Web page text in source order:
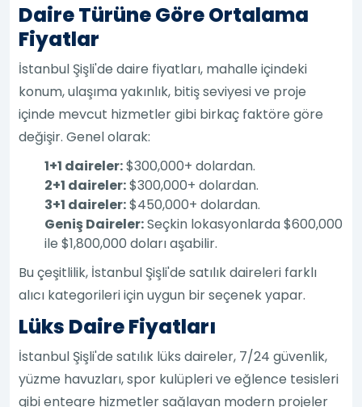
Daire Türüne Göre Ortalama
Fiyatlar
İstanbul Şişli'de daire fiyatları, mahalle içindeki
konum, ulaşıma yakınlık, bitiş seviyesi ve proje
içinde mevcut hizmetler gibi birkaç faktöre göre
değişir. Genel olarak:
1+1 daireler:$300,000+ dolardan.
2+1 daireler:$300,000+ dolardan.
3+1 daireler:$450,000+ dolardan.
Geniş Daireler:Seçkin lokasyonlarda $600,000
ile $1,800,000 doları aşabilir.
Bu çeşitlilik, İstanbul Şişli'de satılık daireleri farklı
alıcı kategorileri için uygun bir seçenek yapar.
Lüks Daire Fiyatları
İstanbul Şişli'de satılık lüks daireler, 7/24 güvenlik,
yüzme havuzları, spor kulüpleri ve eğlence tesisleri
gibi entegre hizmetler sağlayan modern projeler